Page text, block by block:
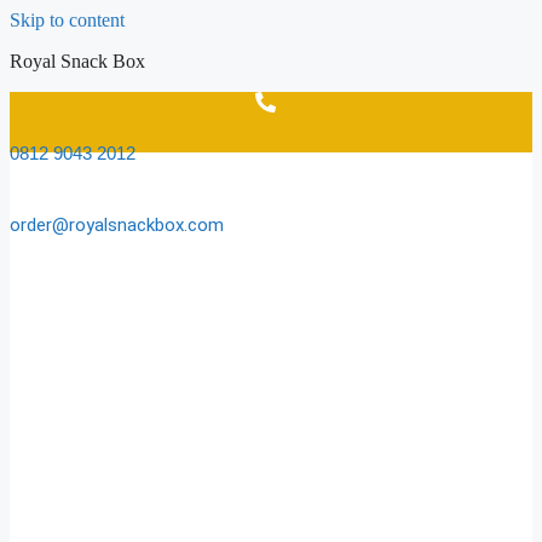
Skip to content
Royal Snack Box
0812 9043 2012
order@royalsnackbox.com